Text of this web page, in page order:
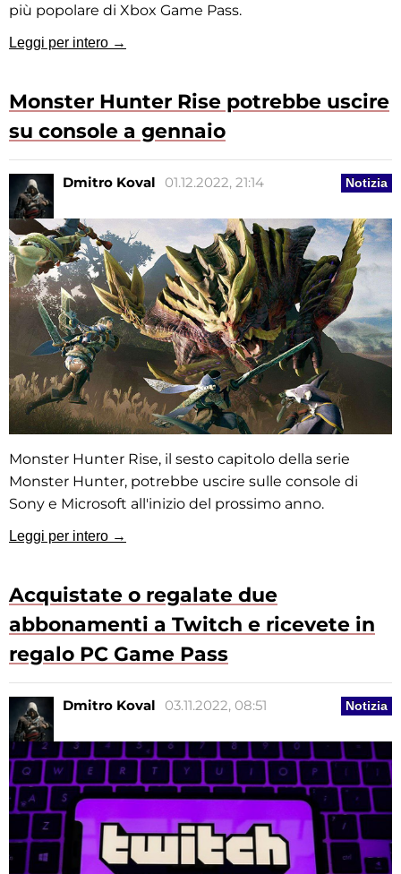
più popolare di Xbox Game Pass.
Leggi per intero →
Monster Hunter Rise potrebbe uscire
su console a gennaio
Notizia
Dmitro Koval 01.12.2022, 21:14
Monster Hunter Rise, il sesto capitolo della serie
Monster Hunter, potrebbe uscire sulle console di
Sony e Microsoft all'inizio del prossimo anno.
Leggi per intero →
Acquistate o regalate due
abbonamenti a Twitch e ricevete in
regalo PC Game Pass
Notizia
Dmitro Koval 03.11.2022, 08:51